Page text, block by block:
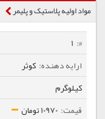
مواد اولیه پلاستیک و پلیمر
1
کوثر
کیلوگرم
10970 تومان